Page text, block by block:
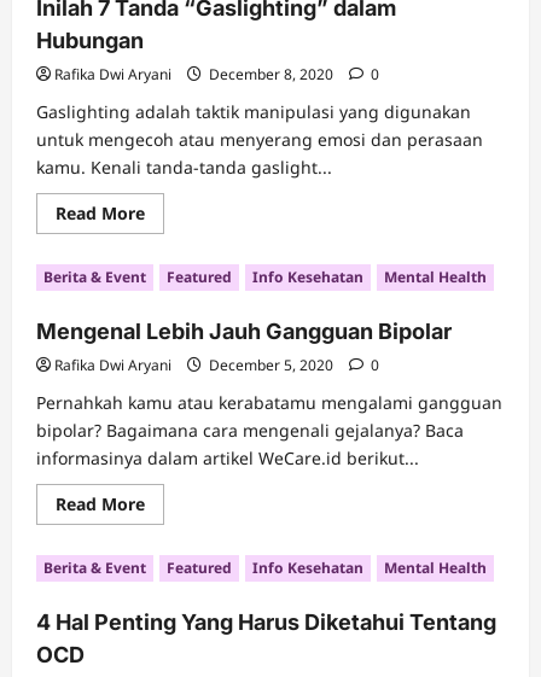
Anak
dan
Inilah 7 Tanda “Gaslighting” dalam
Hubungan
Rafika Dwi Aryani December 8, 2020 0
Gaslighting adalah taktik manipulasi yang digunakan
untuk mengecoh atau menyerang emosi dan perasaan
kamu. Kenali tanda-tanda gaslight...
Read MoreRead
more
Inilah
7
Tanda
dalam
Hubungan
Berita & Event Featured Info Kesehatan Mental Health
Mengenal Lebih Jauh Gangguan Bipolar
Rafika Dwi Aryani December 5, 2020 0
Pernahkah kamu atau kerabatamu mengalami gangguan
bipolar? Bagaimana cara mengenali gejalanya? Baca
informasinya dalam artikel WeCare.id berikut...
Read MoreRead
more
Mengenal
Lebih
Jauh
Bipolar
Berita & Event Featured Info Kesehatan Mental Health
4 Hal Penting Yang Harus Diketahui Tentang
OCD